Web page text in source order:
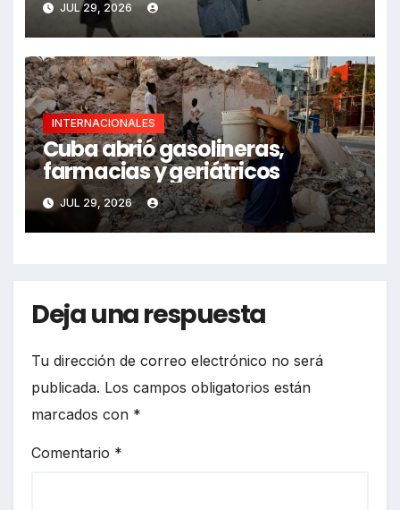
JUL 29, 2026
INTERNACIONALES
Cuba abrió gasolineras,
farmacias y geriátricos
JUL 29, 2026
Deja una respuesta
Tu dirección de correo electrónico no será
publicada. Los campos obligatorios están
marcados con *
Comentario *